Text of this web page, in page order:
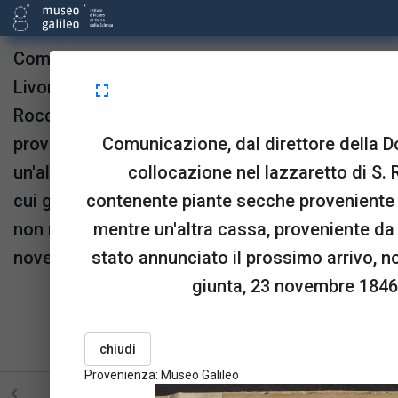
Comunicazione, dal direttore della Dogana di
Livorno, della collocazione nel lazzaretto di S.
Rocco di una cassa contenente piante secche
proveniente da Alessandria d'Egitto, mentre
un'altra cassa, proveniente da Amsterdam, di
cui gli è stato annunciato il prossimo arrivo,
non risulta essere ancora giunta, 23
novembre 1846.
Provenienza:Museo Galileo
TUTTE LE PAGINE PAGINE CON
fullscreen
Comunicazione, dal direttore della
collocazione nel lazzaretto di S.
contenente piante secche
mentre un'altra cassa, proveniente
stato annunciato il prossimo arrivo,
giunta, 23 novembre
chiudi
Provenienza: Museo Galileo